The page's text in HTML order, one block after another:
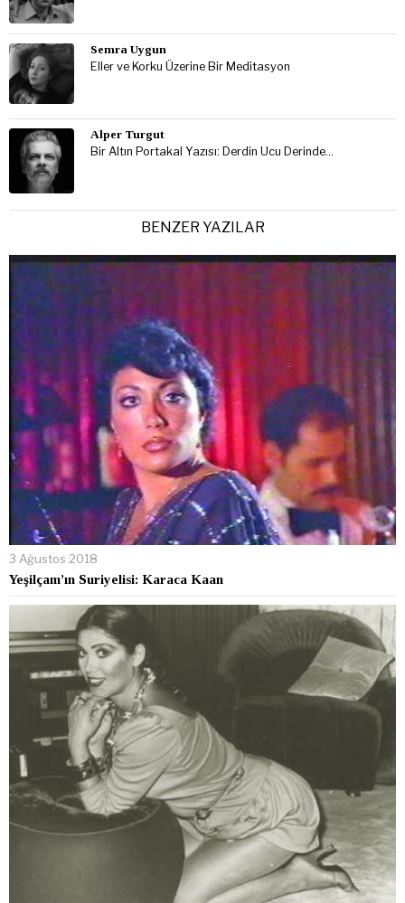
Semra Uygun
Eller ve Korku Üzerine Bir Meditasyon
Alper Turgut
Bir Altın Portakal Yazısı: Derdin Ucu Derinde…
BENZER YAZILAR
3 Ağustos 2018
Yeşilçam’ın Suriyelisi: Karaca Kaan